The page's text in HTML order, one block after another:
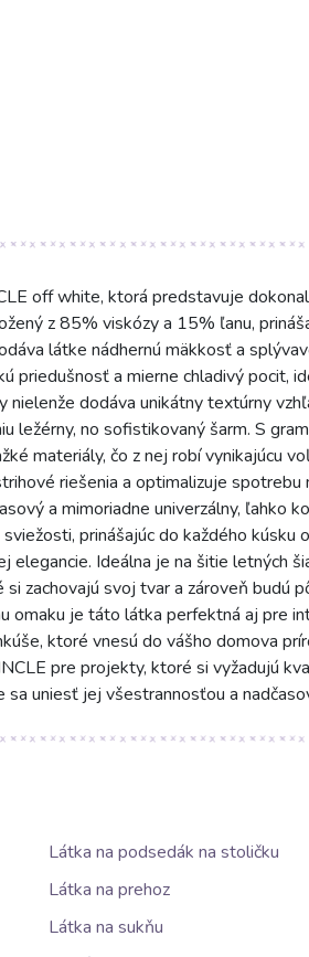
off white, ktorá predstavuje
z 85% viskózy a 15% ľanu,
látke nádhernú mäkkosť a
priedušnosť a mierne chladivý pocit,
nielenže dodáva unikátny textúrny
ležérny, no sofistikovaný šarm. S
materiály, čo z nej robí vynikajúcu
riešenia a optimalizuje spotrebu
a mimoriadne univerzálny, ľahko
prinášajúc do každého kúsku
Ideálna je na šitie letných
zachovajú svoj tvar a zároveň budú
omaku je táto látka perfektná aj pre
ktoré vnesú do vášho domova
pre projekty, ktoré si vyžadujú
uniesť jej všestrannosťou a
Látka na podsedák na stoličku
Látka na prehoz
Látka na sukňu